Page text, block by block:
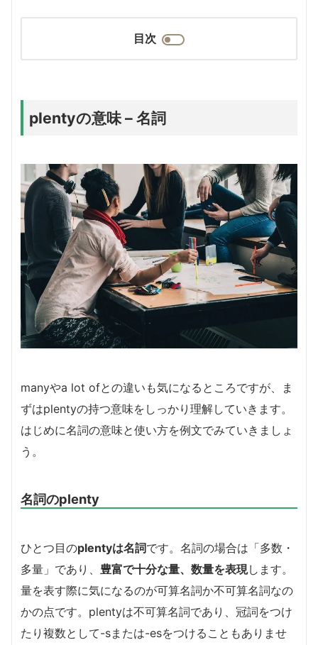
目次
plentyの意味 – 名詞
manyやa lot ofとの違いも気になるところですが、ま
ずはplentyの持つ意味をしっかり理解していきます。
はじめに名詞の意味と使い方を例文でみていきましょ
う。
名詞のplenty
ひとつ目のplentyは名詞です。名詞の場合は「多数・
多量」であり、 豊富で十分な量、数量を表現します。
量を表す際に気になるのが可算名詞か不可算名詞なの
かの点です。plentyは不可算名詞であり、冠詞をつけ
たり複数として-sまたは-esをつけることもありませ